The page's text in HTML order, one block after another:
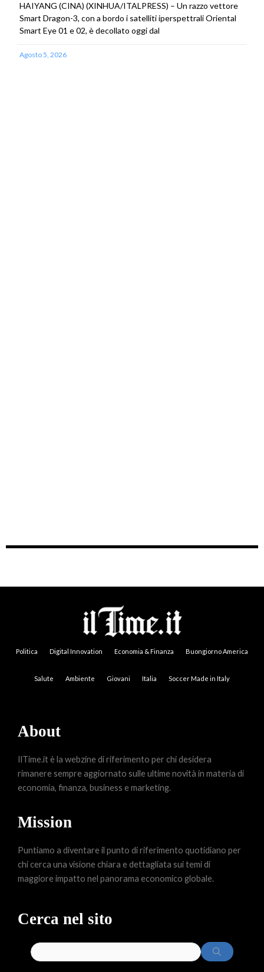
HAIYANG (CINA) (XINHUA/ITALPRESS) – Un razzo vettore
Smart Dragon-3, con a bordo i satelliti iperspettrali Oriental
Smart Eye 01 e 02, è decollato oggi dal
Agosto 5, 2026
Politica Digital Innovation Economia & Finanza Buongiorno America
Salute Ambiente Giovani Italia Soccer Made in Italy
About
IlTime.it è la webzine di riferimento per chi desidera
rimanere sempre aggiornato sulle ultime novità in materia di
economia, finanza, business e marketing.
Mission
Puntiamo a diventare il punto di riferimento quotidiano per
chi cerca una visione chiara e dettagliata sui temi di
maggiore impatto nel panorama economico globale.
Cerca nel sito